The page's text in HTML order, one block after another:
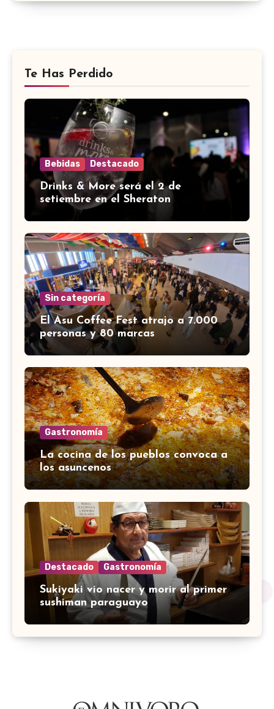
Te Has Perdido
Bebidas Destacado
Drinks & More será el 2 de
setiembre en el Sheraton
Sin categoría
El Asu Coffee Fest atrajo a 7.000
personas y 80 marcas
Gastronomía
La cocina de los pueblos convoca a
los asuncenos
Destacado Gastronomía
Sukiyaki vio nacer y morir al primer
sushiman paraguayo